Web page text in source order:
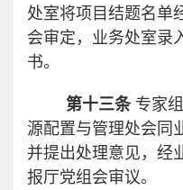
处室将项目结题名单
会审定，业务处室录
书。
第十三条 专家
源配置与管理处会同
并提出处理意见，经
报厅党组会审议。